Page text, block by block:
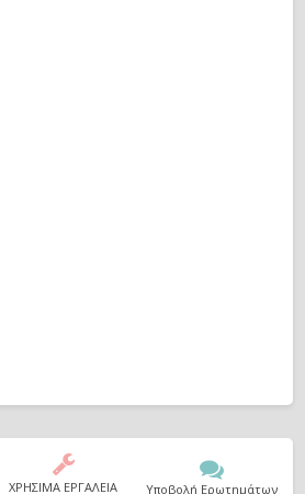
ΧΡΗΣΙΜΑ ΕΡΓΑΛΕΙΑ Υποβολή Ερωτημάτων